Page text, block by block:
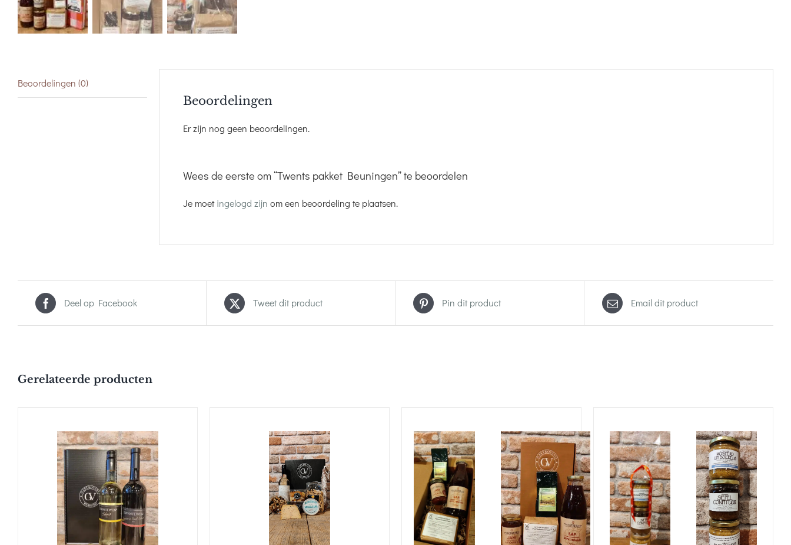
Beoordelingen (0)
Beoordelingen
Er zijn nog geen beoordelingen.
Wees de eerste om “Twents pakket Beuningen” te beoordelen
Je moetingelogd zijn om een beoordeling te plaatsen.
Deel op Facebook Tweet dit product Pin dit product Email dit product
Gerelateerde producten